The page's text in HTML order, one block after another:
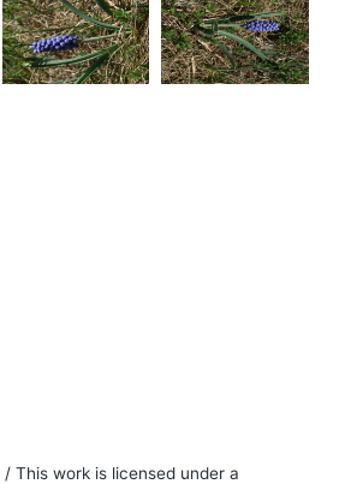
botryoides
botryoides
This work is licensed under a